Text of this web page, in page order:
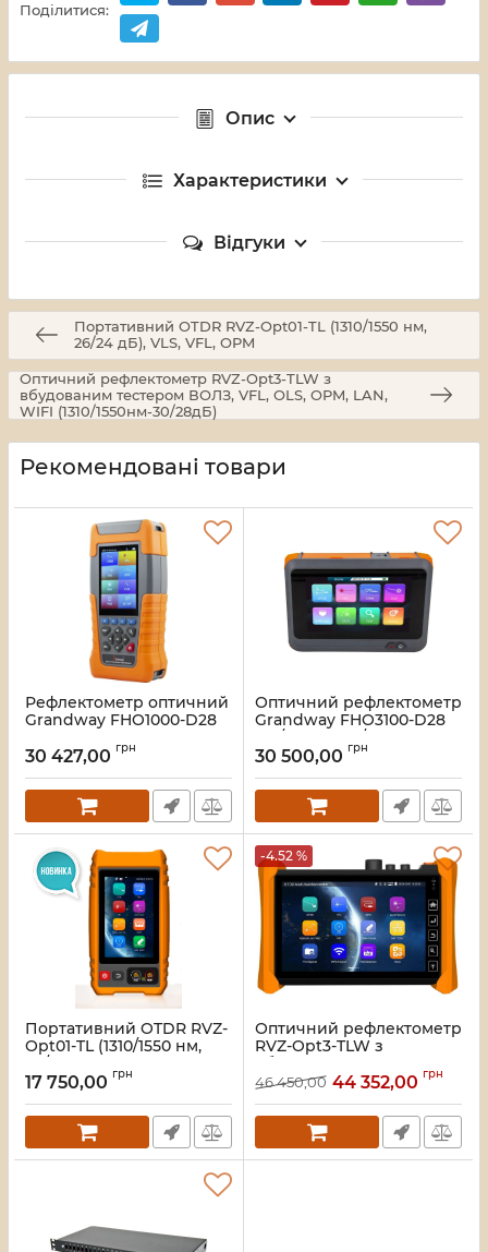
Поділитися:
Опис
Характеристики
Відгуки
Портативний OTDR RVZ-Opt01-TL (1310/1550 нм,
26/24 дБ), VLS, VFL, OPM
Оптичний рефлектометр RVZ-Opt3-TLW з
вбудованим тестером ВОЛЗ, VFL, OLS, OPM, LAN,
WIFI (1310/1550нм-30/28дБ)
Рекомендовані товари
Рефлектометр оптичний
Grandway FHO1000-D28
28/26дБ, 1310/1550
Артикул:590562
30 427,00 грн
Оптичний рефлектометр
Grandway FHO3100-D28
(28/26дБ, 1310/1550нм) для
одномодового волокна
Артикул:A000338
30 500,00 грн
Портативний OTDR RVZ-
Opt01-TL (1310/1550 нм,
26/24 дБ), VLS, VFL, OPM
Артикул:A000337
17 750,00 грн
-4.52 %
Оптичний рефлектометр
RVZ-Opt3-TLW з
вбудованим тестером
ВОЛЗ, VFL, OLS, OPM,
(1310/1550нм-30/28дБ)
Артикул:A000331
46 450,00 44 352,00 грн